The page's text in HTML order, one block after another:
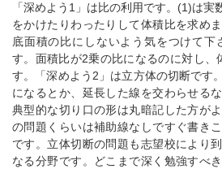
「深めよう1」は比の利用です。(1)は実
をかけたりわったりして体積比を求め
底面積の比にしないよう気をつけて下
す。面積比が2乗の比になるのに対し、
す。「深めよう2」は立方体の切断です
になるとか、延長した線を交わらせる
典型的な切り口の形は丸暗記した方が
の問題くらいは補助線なしですぐ書き
です。立体切断の問題も志望校により
なる分野です。どこまで深く勉強すべ